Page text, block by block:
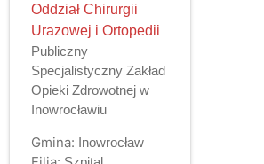
Oddział Chirurgii
Urazowej i Ortopedii
Publiczny
Specjalistyczny Zakład
Opieki Zdrowotnej w
Inowrocławiu
Gmina: Inowrocław